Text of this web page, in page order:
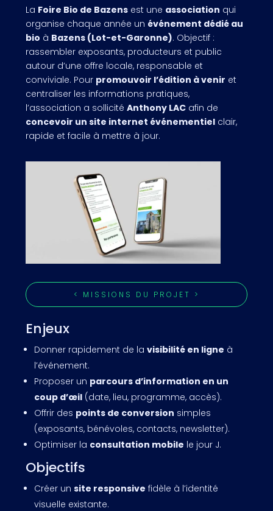
La Foire Bio de Bazens est une association qui
organise chaque année un événement dédié au
bio à Bazens (Lot-et-Garonne). Objectif :
rassembler exposants, producteurs et public
autour d’une offre locale, responsable et
conviviale. Pour promouvoir l’édition à venir et
centraliser les informations pratiques,
l’association a sollicitéAnthony LAC afin de
concevoir un site internet événementiel clair,
rapide et facile à mettre à jour.
< MISSIONS DU PROJET >
Enjeux
Donner rapidement de lavisibilité en ligne à
l’événement.
Proposer un parcours d’information en un
coup d’œil (date, lieu, programme, accès).
Offrir des points de conversion simples
(exposants, bénévoles, contacts, newsletter).
Optimiser la consultation mobile le jour J.
Objectifs
Créer unsite responsive fidèle à l’identité
visuelle existante.